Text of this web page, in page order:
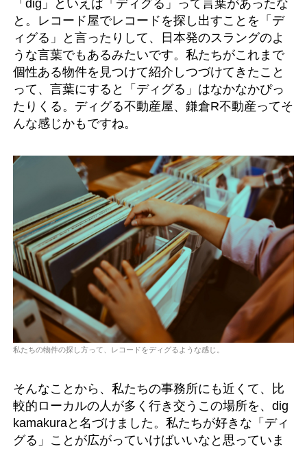
「dig」といえば「ディグる」って言葉があったな
と。レコード屋でレコードを探し出すことを「デ
ィグる」と言ったりして、日本発のスラングのよ
うな言葉でもあるみたいです。私たちがこれまで
個性ある物件を見つけて紹介しつづけてきたこと
って、言葉にすると「ディグる」はなかなかぴっ
たりくる。ディグる不動産屋、鎌倉R不動産ってそ
んな感じかもですね。
私たちの物件の探し方って、レコードをディグるような感じ。
そんなことから、私たちの事務所にも近くて、比
較的ローカルの人が多く行き交うこの場所を、dig
kamakuraと名づけました。私たちが好きな「ディ
グる」ことが広がっていけばいいなと思っていま